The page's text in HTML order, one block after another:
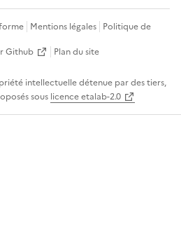
Mentions légales Politique de
Github Plan du site
intellectuelle détenue par des tiers,
sous licence etalab-2.0